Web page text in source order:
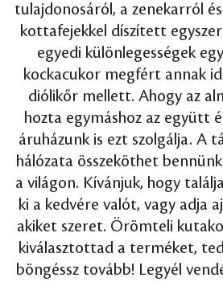
tulajdonosáról, a zenekarról
kottafejekkel díszített
egyedi különlegességek
kockacukor megfért annak
diólikőr mellett. Ahogy az
hozta egymáshoz az együtt
áruházunk is ezt szolgálja. A
hálózata összeköthet
a világon. Kívánjuk, hogy
ki a kedvére valót, vagy adja
akiket szeret. Örömteli
kiválasztottad a terméket,
böngéssz tovább! Legyél